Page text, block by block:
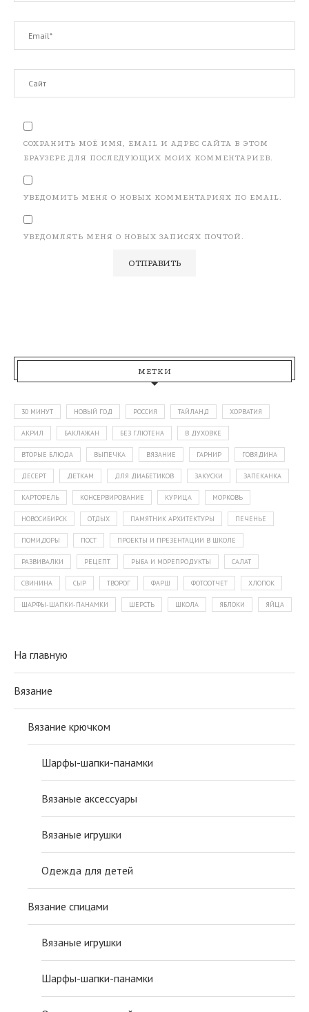
СОХРАНИТЬ МОЁ ИМЯ, EMAIL И АДРЕС САЙТА В ЭТОМ
БРАУЗЕРЕ ДЛЯ ПОСЛЕДУЮЩИХ МОИХ КОММЕНТАРИЕВ.
УВЕДОМИТЬ МЕНЯ О НОВЫХ КОММЕНТАРИЯХ ПО EMAIL.
УВЕДОМЛЯТЬ МЕНЯ О НОВЫХ ЗАПИСЯХ ПОЧТОЙ.
МЕТКИ
30 МИНУТ НОВЫЙ ГОД РОССИЯ ТАЙЛАНД ХОРВАТИЯ
АКРИЛ БАКЛАЖАН БЕЗ ГЛЮТЕНА В ДУХОВКЕ
ВТОРЫЕ БЛЮДА ВЫПЕЧКА ВЯЗАНИЕ ГАРНИР ГОВЯДИНА
ДЕСЕРТ ДЕТКАМ ДЛЯ ДИАБЕТИКОВ ЗАКУСКИ ЗАПЕКАНКА
КАРТОФЕЛЬ КОНСЕРВИРОВАНИЕ КУРИЦА МОРКОВЬ
НОВОСИБИРСК ОТДЫХ ПАМЯТНИК АРХИТЕКТУРЫ ПЕЧЕНЬЕ
ПОМИДОРЫ ПОСТ ПРОЕКТЫ И ПРЕЗЕНТАЦИИ В ШКОЛЕ
РАЗВИВАЛКИ РЕЦЕПТ РЫБА И МОРЕПРОДУКТЫ САЛАТ
СВИНИНА СЫР ТВОРОГ ФАРШ ФОТООТЧЕТ ХЛОПОК
ШАРФЫ-ШАПКИ-ПАНАМКИ ШЕРСТЬ ШКОЛА ЯБЛОКИ ЯЙЦА
На главную
Вязание
Вязание крючком
Шарфы-шапки-панамки
Вязаные аксессуары
Вязаные игрушки
Одежда для детей
Вязание спицами
Вязаные игрушки
Шарфы-шапки-панамки